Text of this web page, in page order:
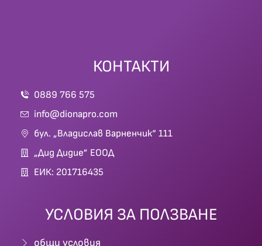
КОНТАКТИ
0889 766 575
info@dionapro.com
бул. „Владислав Варненчик“ 111
„Дид Дидие” ЕООД
ЕИК: 201716435
УСЛОВИЯ ЗА ПОЛЗВАНЕ
общи условия